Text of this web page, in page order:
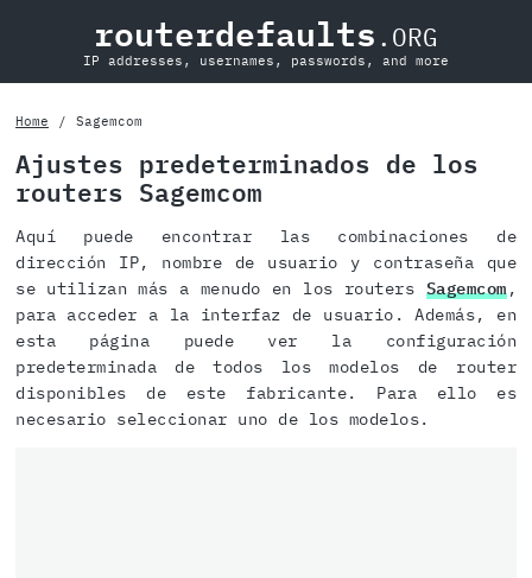
routerdefaults .ORG
IP addresses, usernames, passwords, and more
Home Sagemcom
Ajustes predeterminados de los
routers Sagemcom
Aquí puede encontrar las combinaciones de
dirección IP, nombre de usuario y contraseña que
se utilizan más a menudo en los routers Sagemcom,
para acceder a la interfaz de usuario. Además, en
esta página puede ver la configuración
predeterminada de todos los modelos de router
disponibles de este fabricante. Para ello es
necesario seleccionar uno de los modelos.